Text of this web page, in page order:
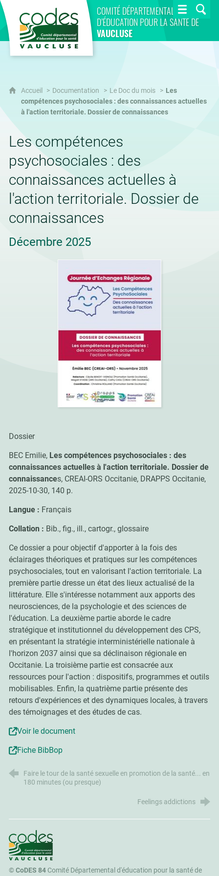
COMITÉ DÉPARTEMENTAL
D’ÉDUCATION POUR LA SANTÉ DE
VAUCLUSE
CoDES 84
Accueil Documentation Le Doc du mois
Les
compétences psychosociales : des connaissances actuelles
à l'action territoriale. Dossier de connaissances
Les compétences
psychosociales : des
connaissances actuelles à
l'action territoriale. Dossier de
connaissances
Décembre 2025
Dossier
BEC Emilie, Les compétences psychosociales : des
connaissances actuelles à l'action territoriale. Dossier de
connaissances, CREAI-ORS Occitanie, DRAPPS Occitanie,
2025-10-30, 140 p.
Langue : Français
Collation : Bib., fig., ill., cartogr., glossaire
Ce dossier a pour objectif d'apporter à la fois des
éclairages théoriques et pratiques sur les compétences
psychosociales, tout en valorisant l'action territoriale. La
première partie dresse un état des lieux actualisé de la
littérature. Elle s'intéresse notamment aux apports des
neurosciences, de la psychologie et des sciences de
l'éducation. La deuxième partie aborde le cadre
stratégique et institutionnel du développement des CPS,
en présentant la stratégie interministérielle nationale à
l'horizon 2037 ainsi que sa déclinaison régionale en
Occitanie. La troisième partie est consacrée aux
ressources pour l'action : dispositifs, programmes et outils
mobilisables. Enfin, la quatrième partie présente des
retours d'expériences et des dynamiques locales, à travers
des témoignages et des études de cas.
Voir le document
Fiche BibBop
Faire le tour de la santé sexuelle en promotion de la santé... en
180 minutes (ou presque)
Feelings addictions
CoDES 84
©CoDES 84Comité Départemental d'éducation pour la santé de